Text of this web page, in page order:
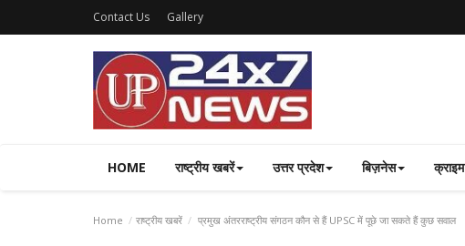
Contact Us Gallery
HOME राष्ट्रीय खबरें उत्तर प्रदेश बिज़नेस क्राइम
Home राष्ट्रीय खबरें प्रमुख अंतरराष्ट्रीय संगठन कौन से हैं UPSC में पूछे जा सकते हैं कुछ सवाल